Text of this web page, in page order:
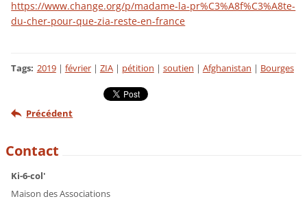
https://www.change.org/p/madame-la-pr%C3%A8f%C3%A8te-
du-cher-pour-que-zia-reste-en-france
Tags: 2019 | février | ZIA | pétition | soutien | Afghanistan | Bourges
Précédent
Contact
Ki-6-col'
Maison des Associations